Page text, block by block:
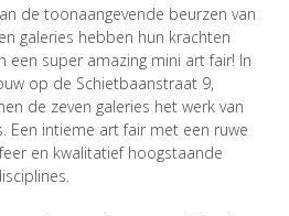
de toonaangevende beurzen van
galeries hebben hun krachten
een super amazing mini art fair! In
op de Schietbaanstraat 9,
de zeven galeries het werk van
Een intieme art fair met een ruwe
en kwalitatief hoogstaande